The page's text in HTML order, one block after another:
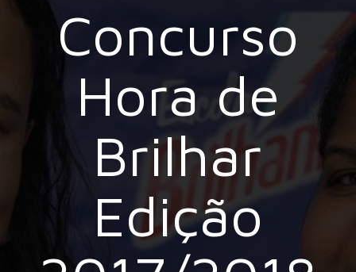
Concurso
Hora de
Brilhar
Edição